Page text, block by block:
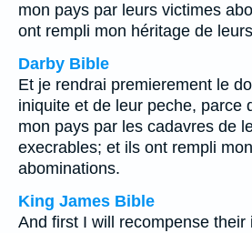
mon pays par leurs victimes
ont rempli mon héritage de
Darby Bible
Et je rendrai premierement le
iniquite et de leur peche, parce
mon pays par les cadavres de
execrables; et ils ont rempli
abominations.
King James Bible
And first I will recompense their